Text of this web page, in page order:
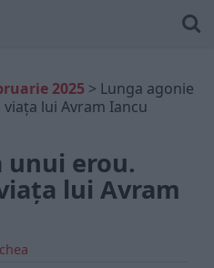
2025 > Lunga agonie
lui Avram Iancu
unui erou.
lui Avram